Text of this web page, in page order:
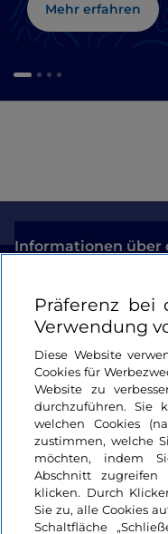
Mehr erfahren
Informationen über
Nützliche Links
Login
Bleiben wir in Kontakt
Präferenz bei
Verwendung
Diese Website
Cookies für
Website zu
durchzuführen. Sie
welchen Cookies
zustimmen, welche
möchten, indem
Abschnitt zugreifen
klicken. Durch
Sie zu, alle Cookies
Schaltfläche